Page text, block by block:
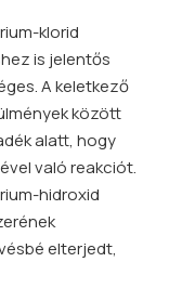
klorid
is jelentős
A keletkező
között
alatt, hogy
való reakciót.
hidroxid
elterjedt,